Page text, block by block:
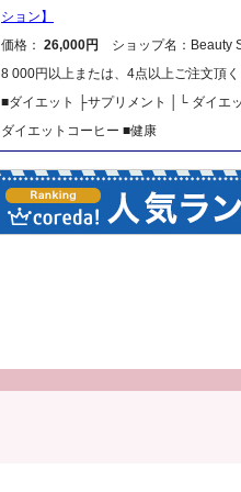
ション】
価格： 26,000円
ショップ名：Beauty
8 000円以上または、4点以上ご注文頂
■ダイエット ├サプリメント │└ ダイ
ダイエットコーヒー ■健康